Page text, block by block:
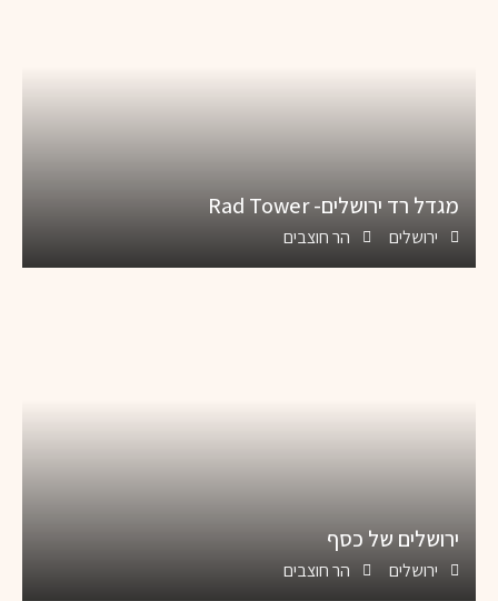
מגדל רד ירושלים- Rad Tower
ירושלים הר חוצבים
ירושלים של כסף
ירושלים הר חוצבים